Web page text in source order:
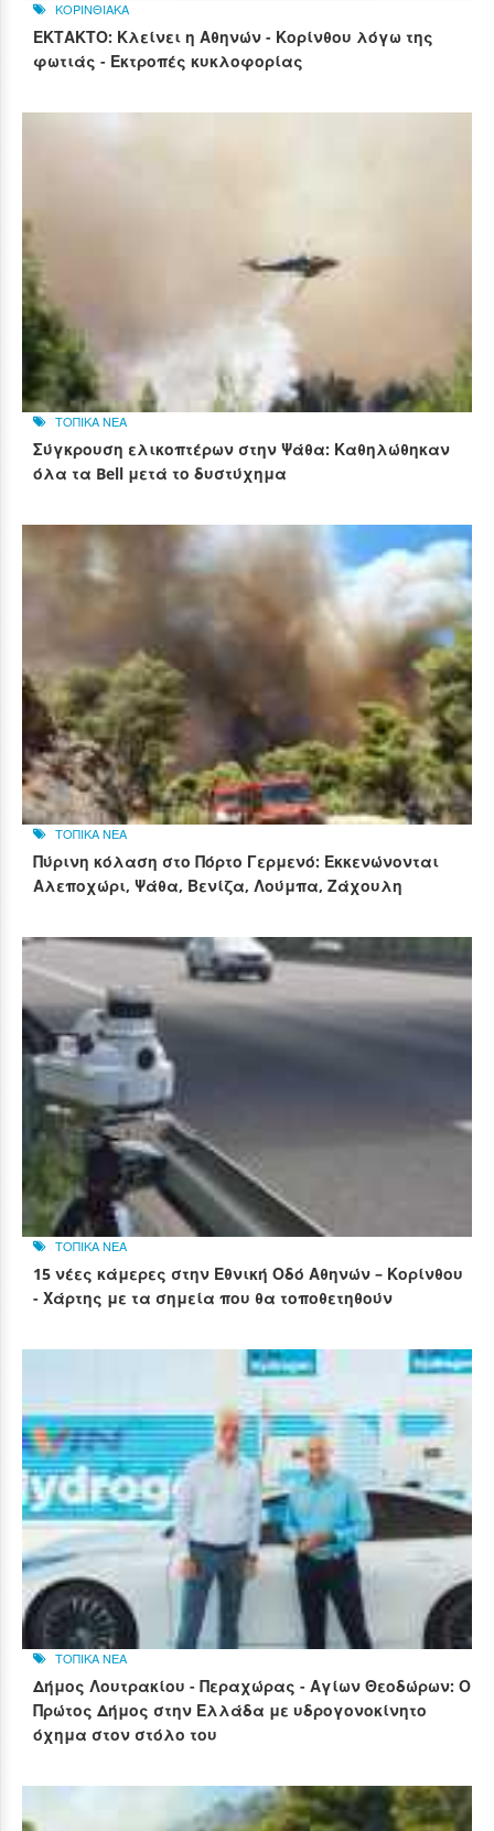
ΚΟΡΙΝΘΙΑΚΑ
ΕΚΤΑΚΤΟ: Κλείνει η Αθηνών - Κορίνθου λόγω της
φωτιάς - Εκτροπές κυκλοφορίας
ΤΟΠΙΚΑ ΝΕΑ
Σύγκρουση ελικοπτέρων στην Ψάθα: Καθηλώθηκαν
όλα τα Bell μετά το δυστύχημα
ΤΟΠΙΚΑ ΝΕΑ
Πύρινη κόλαση στο Πόρτο Γερμενό: Εκκενώνονται
Αλεποχώρι, Ψάθα, Βενίζα, Λούμπα, Ζάχουλη
ΤΟΠΙΚΑ ΝΕΑ
15 νέες κάμερες στην Εθνική Οδό Αθηνών – Κορίνθου
- Χάρτης με τα σημεία που θα τοποθετηθούν
ΤΟΠΙΚΑ ΝΕΑ
Δήμος Λουτρακίου - Περαχώρας - Αγίων Θεοδώρων: Ο
Πρώτος Δήμος στην Ελλάδα με υδρογονοκίνητο
όχημα στον στόλο του